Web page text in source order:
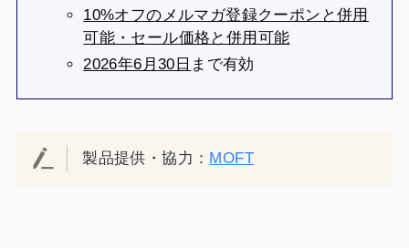
10%オフのメルマガ登録クーポンと併用
可能・セール価格と併用可能
2026年6月30日 まで有効
製品提供・協力： MOFT